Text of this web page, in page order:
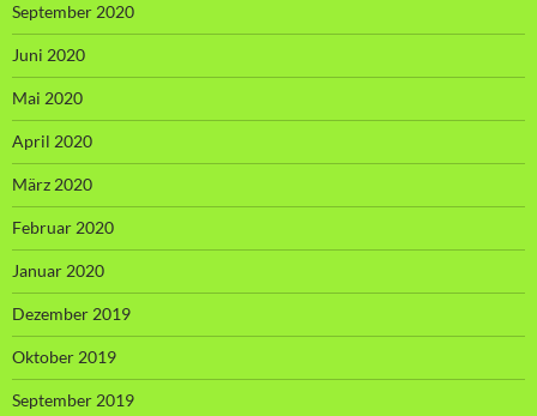
September 2020
Juni 2020
Mai 2020
April 2020
März 2020
Februar 2020
Januar 2020
Dezember 2019
Oktober 2019
September 2019